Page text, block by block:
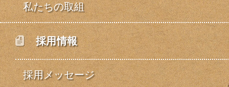
私たちの取組
採用情報
採用メッセージ